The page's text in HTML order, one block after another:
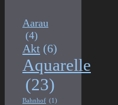
Aarau
(4)
Akt (6)
Aquarelle
(23)
Bahnhof (1)